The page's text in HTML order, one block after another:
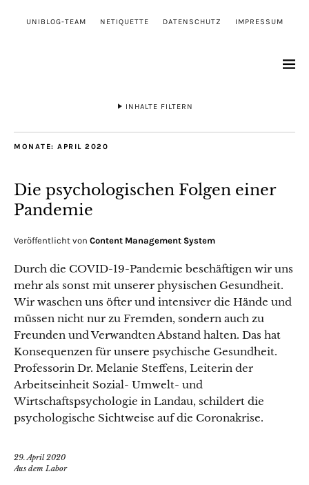
UNIBLOG-TEAM NETIQUETTE DATENSCHUTZ IMPRESSUM
INHALTE FILTERN
MONATE: APRIL 2020
Die psychologischen Folgen einer
Pandemie
Veröffentlicht von Content Management System
Durch die COVID-19-Pandemie beschäftigen wir uns
mehr als sonst mit unserer physischen Gesundheit.
Wir waschen uns öfter und intensiver die Hände und
müssen nicht nur zu Fremden, sondern auch zu
Freunden und Verwandten Abstand halten. Das hat
Konsequenzen für unsere psychische Gesundheit.
Professorin Dr. Melanie Steffens, Leiterin der
Arbeitseinheit Sozial- Umwelt- und
Wirtschaftspsychologie in Landau, schildert die
psychologische Sichtweise auf die Coronakrise.
29. April 2020
Aus dem Labor